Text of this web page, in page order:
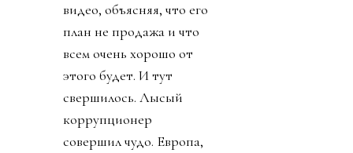
видео, объясняя, что его
план не продажа и что
всем очень хорошо от
этого будет. И тут
свершилось. Лысый
коррупционер
совершил чудо. Европа,